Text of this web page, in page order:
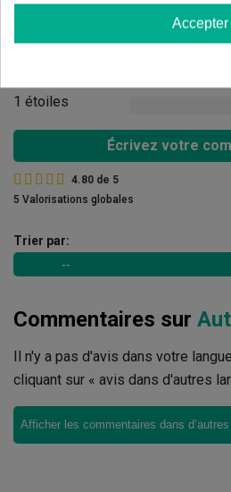
4 étoiles
3 étoiles
1 étoiles
Écrivez votre
4.80 de 5
5 Valorisations globales
Trier par:
Commentaires sur
Il n'y a pas d'avis dans votre
cliquant sur « avis dans d'autres
Afficher les commentaires dans
Accepter